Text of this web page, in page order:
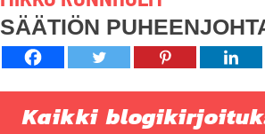
SÄÄTIÖN
Kaikki